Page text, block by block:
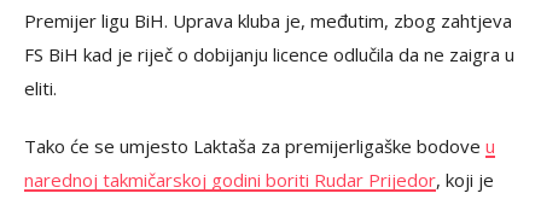
Premijer ligu BiH. Uprava kluba je, međutim, zbog zahtjeva
FS BiH kad je riječ o dobijanju licence odlučila da ne zaigra u
eliti.
Tako će se umjesto Laktaša za premijerligaške bodove u
narednoj takmičarskoj godini boriti Rudar Prijedor, koji je